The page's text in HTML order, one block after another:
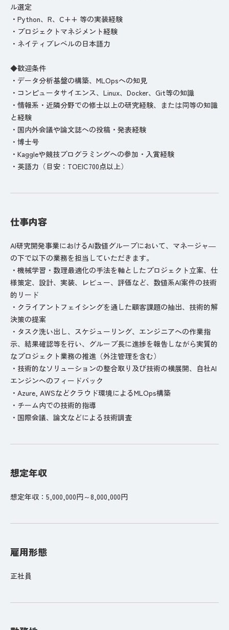
ル選定
・Python、R、C++ 等の実装経験
・プロジェクトマネジメント経験
・ネイティブレベルの日本語力
◆歓迎条件
・データ分析基盤の構築、MLOpsへの知見
・コンピュータサイエンス、Linux、Docker、Git等の知識
・情報系・近隣分野での修士以上の研究経験、または同等の知識
と経験
・国内外会議や論文誌への投稿・発表経験
・博士号
・Kaggleや競技プログラミングへの参加・入賞経験
・英語力（目安：TOEIC700点以上）
仕事内容
AI研究開発事業におけるAI数値グループにおいて、マネージャ―
の下で以下の業務を担当していただきます。
・機械学習・数理最適化の手法を軸としたプロジェクト立案、仕
様策定、設計、実装、レビュー、評価など、数値系AI案件の技術
的リード
・クライアントフェイシングを通した顧客課題の抽出、技術的解
決策の提案
・タスク洗い出し、スケジューリング、エンジニアへの作業指
示、結果確認等を行い、グループ長に進捗を報告しながら実質的
なプロジェクト業務の推進（外注管理を含む）
・技術的なソリューションの整合取り及び技術の横展開、自社AI
エンジンへのフィードバック
・Azure, AWSなどクラウド環境によるMLOps構築
・チーム内での技術的指導
・国際会議、論文などによる技術調査
想定年収
想定年収：5,000,000円～8,000,000円
雇用形態
正社員